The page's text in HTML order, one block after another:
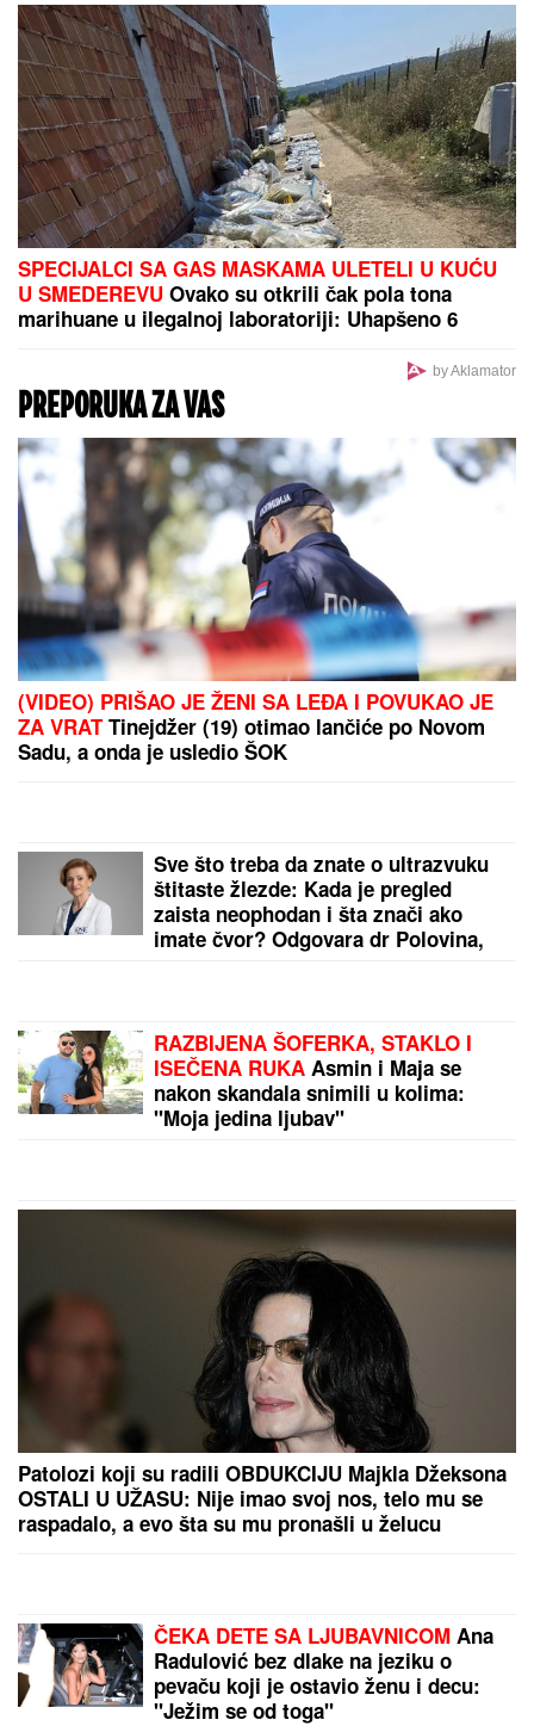
SELI SE U STAN SA BIVŠOM ŽENOMGlumac nakon
razvoda doneo neobičnu odluku, a sada pokazao
kako napreduju renovacije: "Nadgledanje"
Pavlović ostao bez saigrača: Alžirac
napustio Milan
Supruga Sergeja Trifunovića
osumnjičena za KRAĐU u poznatoj
prodavnici, OGLASILA SE ISPRED
POLICIJSKE STANICE: "Došla sam
da uzmem to"
"Specijalan pozdrav za Slobu Vasića, Minu Kostić i
celo F odeljenje u Lazi" Vuk Mob opet šokira
izjavom!
SPECIJALCI SA GAS MASKAMA ULETELI U KUĆU
U SMEDEREVU
Ovako su otkrili čak pola tona
marihuane u ilegalnoj laboratoriji: Uhapšeno 6
osoba (FOTO, VIDEO)
PREPORUKA ZA VAS